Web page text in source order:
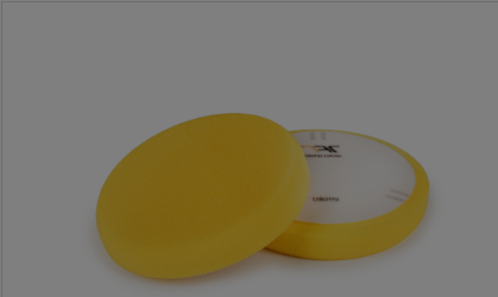
Cena nie zawiera ewentualnych
płatności